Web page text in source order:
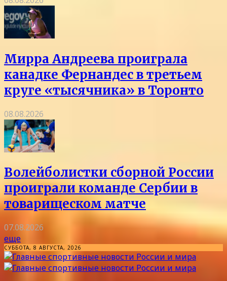
Мирра Андреева проиграла
канадке Фернандес в третьем
круге «тысячника» в Торонто
08.08.2026
Волейболистки сборной России
проиграли команде Сербии в
товарищеском матче
07.08.2026
еще
СУББОТА, 8 АВГУСТА, 2026